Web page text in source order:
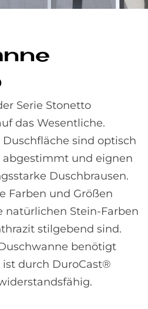
Serie Stonetto
das Wesentliche.
sind optisch
und eignen
Duschbrausen.
Farben und Größen
natürlichen Stein-Farben
stilgebend sind.
benötigt
durch DuroCast®